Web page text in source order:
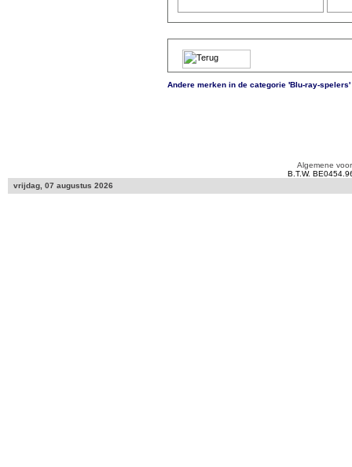
Andere merken in de categorie 'Blu-ray-spelers'
Algemene
B.T.W.
vrijdag, 07 augustus 2026